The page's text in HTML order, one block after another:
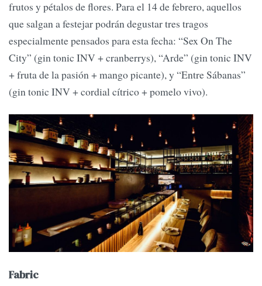
frutos y pétalos de flores. Para el 14 de febrero, aquellos
que salgan a festejar podrán degustar tres tragos
especialmente pensados para esta fecha: “Sex On The
City” (gin tonic INV + cranberrys), “Arde” (gin tonic INV
+ fruta de la pasión + mango picante), y “Entre Sábanas”
(gin tonic INV + cordial cítrico + pomelo vivo).
Fabric